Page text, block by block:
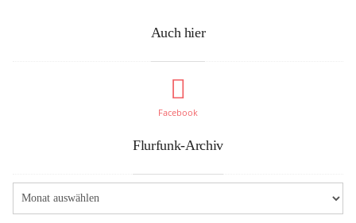
Auch hier
Facebook
Flurfunk-Archiv